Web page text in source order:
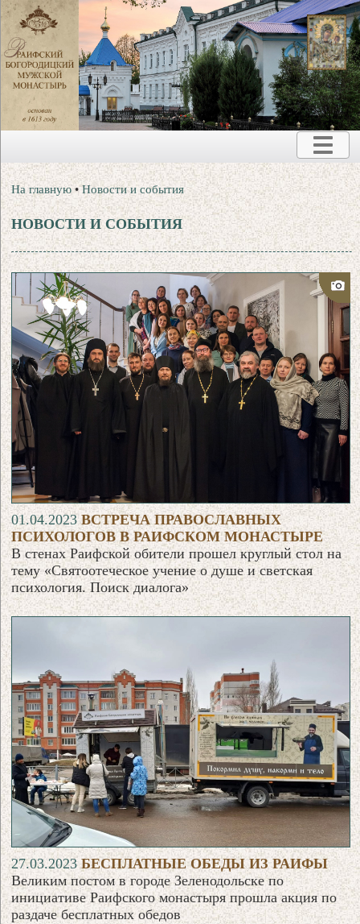
На главную •Новости и события
НОВОСТИ И СОБЫТИЯ
01.04.2023ВСТРЕЧА ПРАВОСЛАВНЫХ
ПСИХОЛОГОВ В РАИФСКОМ МОНАСТЫРЕ
В стенах Раифской обители прошел круглый стол на
тему «Святоотеческое учение о душе и светская
психология. Поиск диалога»
27.03.2023БЕСПЛАТНЫЕ ОБЕДЫ ИЗ РАИФЫ
Великим постом в городе Зеленодольске по
инициативе Раифского монастыря прошла акция по
раздаче бесплатных обедов